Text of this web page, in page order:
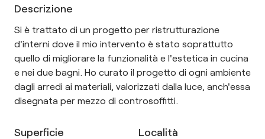
Descrizione
Si è trattato di un progetto per ristrutturazione
d'interni dove il mio intervento è stato soprattutto
quello di migliorare la funzionalità e l'estetica in cucina
e nei due bagni. Ho curato il progetto di ogni ambiente
dagli arredi ai materiali, valorizzati dalla luce, anch'essa
disegnata per mezzo di controsoffitti.
Superficie
Località